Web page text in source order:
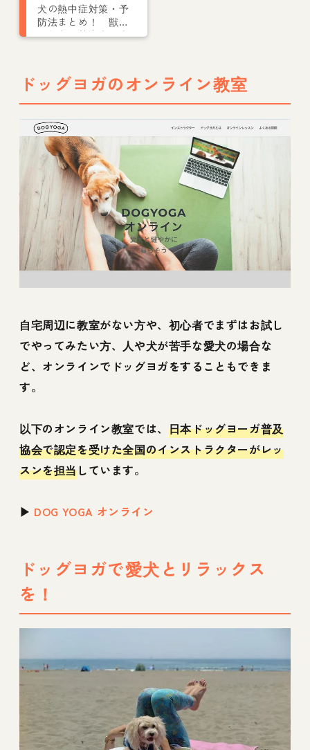
犬の熱中症対策・予
防法まとめ！ 獣医
が教える熱中症の症
ドッグヨガのオンライン教室
自宅周辺に教室がない方や、初心者でまずはお試し
でやってみたい方、人や犬が苦手な愛犬の場合な
ど、オンラインでドッグヨガをすることもできま
す。
以下のオンライン教室では、 日本ドッグヨーガ普及
協会で認定を受けた全国のインストラクターがレッ
スンを担当しています。
▶ DOG YOGA オンライン
ドッグヨガで愛犬とリラックス
を！